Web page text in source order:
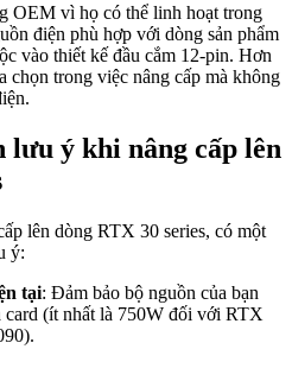
OEM vì họ có thể linh hoạt trong
điện phù hợp với dòng sản phẩm
vào thiết kế đầu cắm 12-pin. Hơn
chọn trong việc nâng cấp mà không
lưu ý khi nâng cấp lên
lên dòng RTX 30 series, có một
ý:
tại: Đảm bảo bộ nguồn của bạn
card (ít nhất là 750W đối với RTX